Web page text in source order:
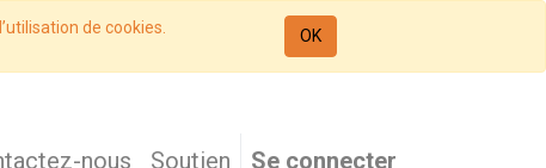
de cookies. OK
nous Soutien Se connecter